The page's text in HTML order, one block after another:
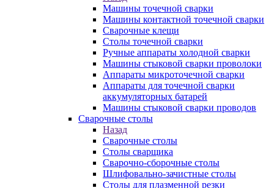
Машины точечной сварки
Машины контактной точечной сварки
Сварочные клещи
Столы точечной сварки
Ручные аппараты холодной сварки
Машины стыковой сварки проволоки
Аппараты микроточечной сварки
Аппараты для точечной сварки
аккумуляторных батарей
Машины стыковой сварки проводов
Сварочные столы
Назад
Сварочные столы
Столы сварщика
Сварочно-сборочные столы
Шлифовально-зачистные столы
Столы для плазменной резки